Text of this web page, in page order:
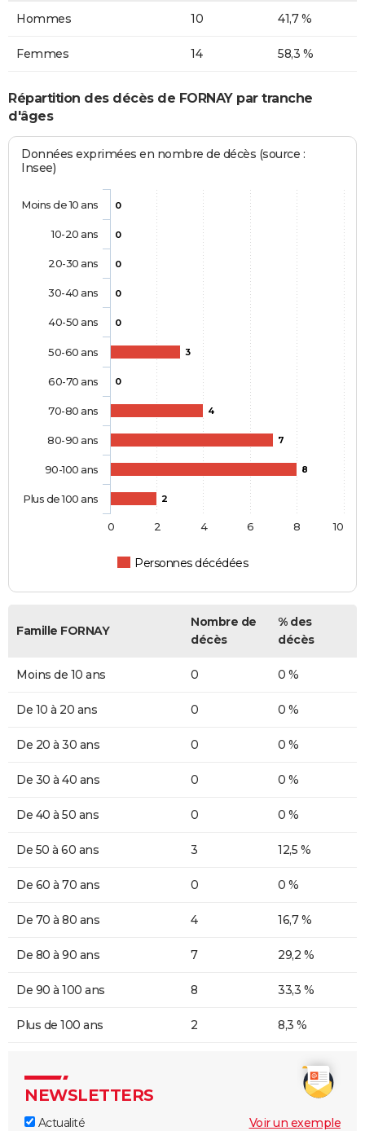
Hommes 10 41,7 %
Femmes 14 58,3 %
Répartition des décès de FORNAY par tranche
d'âges
Données exprimées en nombre de décès (source :
Insee)
0
0
0
0
0
3
0
4
7
8
2
Personnes décédées
Moins de 10 ans
10-20 ans
20-30 ans
30-40 ans
40-50 ans
50-60 ans
60-70 ans
70-80 ans
80-90 ans
90-100 ans
Plus de 100 ans
0 2 4 6 8 10
Famille FORNAY
Nombre de
décès
% des
décès
Moins de 10 ans 0 0 %
De 10 à 20 ans 0 0 %
De 20 à 30 ans 0 0 %
De 30 à 40 ans 0 0 %
De 40 à 50 ans 0 0 %
De 50 à 60 ans 3 12,5 %
De 60 à 70 ans 0 0 %
De 70 à 80 ans 4 16,7 %
De 80 à 90 ans 7 29,2 %
De 90 à 100 ans 8 33,3 %
Plus de 100 ans 2 8,3 %
NEWSLETTERS
Actualité
Voir un exemple